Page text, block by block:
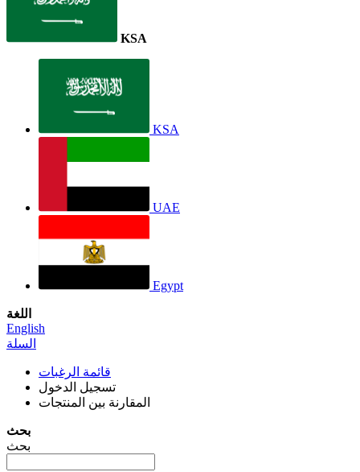
KSA
KSA
UAE
Egypt
اللغة
English
السلة
قائمة الرغبات
تسجيل الدخول
المقارنة بين المنتجات
بحث
بحث